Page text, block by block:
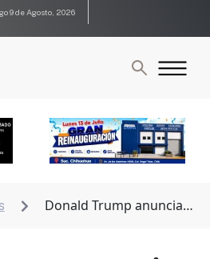
9 de Agosto, 2026

Donald Trump anuncia